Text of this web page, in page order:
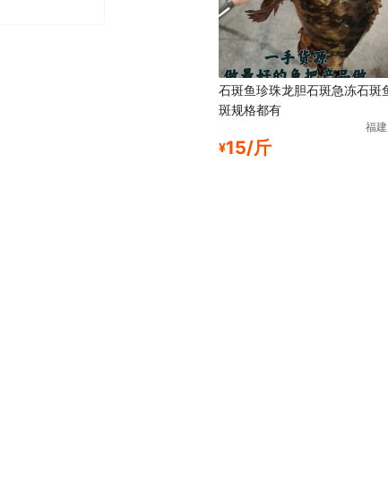
石斑鱼珍珠龙胆石斑急冻石斑
斑规格都有
福
¥15/斤